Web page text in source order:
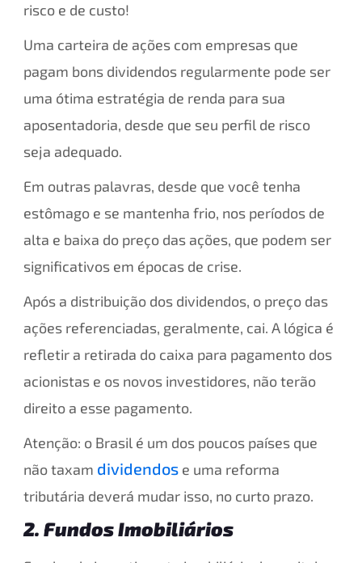
risco e de custo!
Uma carteira de ações com empresas que
pagam bons dividendos regularmente pode ser
uma ótima estratégia de renda para sua
aposentadoria, desde que seu perfil de risco
seja adequado.
Em outras palavras, desde que você tenha
estômago e se mantenha frio, nos períodos de
alta e baixa do preço das ações, que podem ser
significativos em épocas de crise.
Após a distribuição dos dividendos, o preço das
ações referenciadas, geralmente, cai. A lógica é
refletir a retirada do caixa para pagamento dos
acionistas e os novos investidores, não terão
direito a esse pagamento.
Atenção: o Brasil é um dos poucos países que
não taxam dividendose uma reforma
tributária deverá mudar isso, no curto prazo.
2. Fundos Imobiliários